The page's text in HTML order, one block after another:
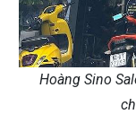
Hoàng Sino